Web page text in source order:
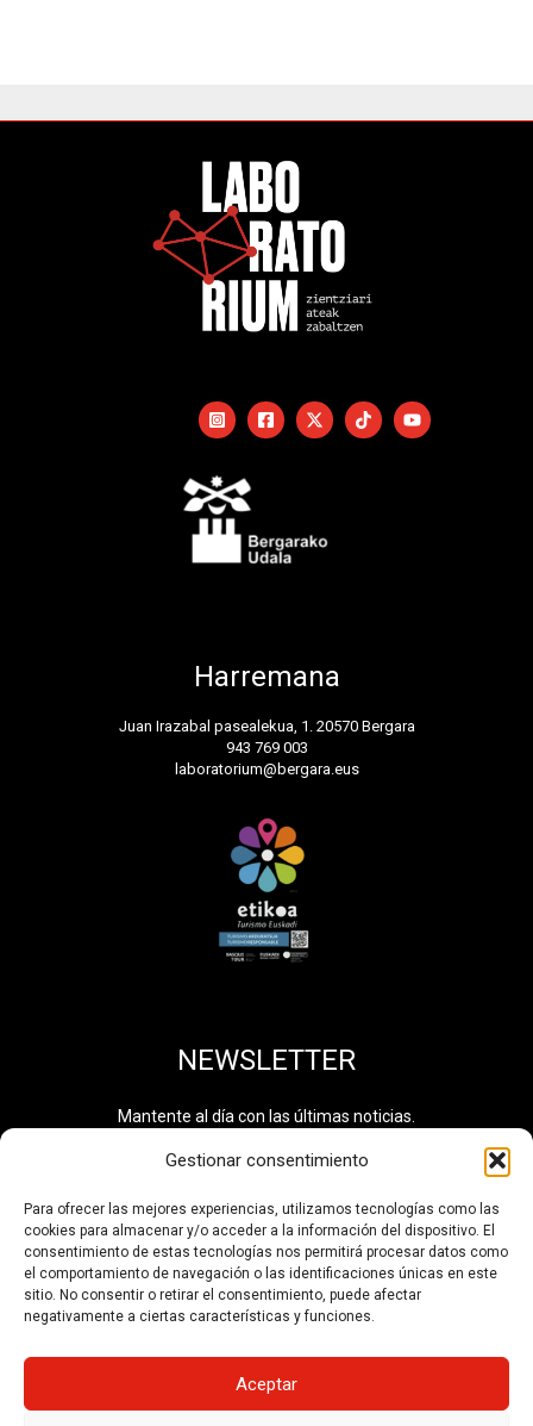
Gestionar consentimiento
Para ofrecer las mejores experiencias, utilizamos tecnologías como las
cookies para almacenar y/o acceder a la información del dispositivo. El
consentimiento de estas tecnologías nos permitirá procesar datos como
el comportamiento de navegación o las identificaciones únicas en este
sitio. No consentir o retirar el consentimiento, puede afectar
negativamente a ciertas características y funciones.
Aceptar
Harremana
Juan Irazabal pasealekua, 1. 20570 Bergara
943 769 003
laboratorium@bergara.eus
NEWSLETTER
Mantente al día con las últimas noticias.
He leído y acepto lapolítica de privacidad . Información
adicional disponible en elRegistro de Actividades de
Tratamiento de Datos. Número de tratamiento: 0710.
SUSCRIBIRSE